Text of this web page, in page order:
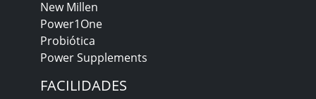
New Millen
Power1One
Probiótica
Power Supplements
FACILIDADES